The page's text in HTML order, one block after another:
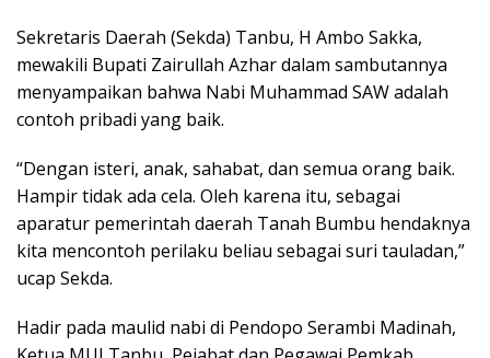
Sekretaris Daerah (Sekda) Tanbu, H Ambo Sakka,
mewakili Bupati Zairullah Azhar dalam sambutannya
menyampaikan bahwa Nabi Muhammad SAW adalah
contoh pribadi yang baik.
“Dengan isteri, anak, sahabat, dan semua orang baik.
Hampir tidak ada cela. Oleh karena itu, sebagai
aparatur pemerintah daerah Tanah Bumbu hendaknya
kita mencontoh perilaku beliau sebagai suri tauladan,”
ucap Sekda.
Hadir pada maulid nabi di Pendopo Serambi Madinah,